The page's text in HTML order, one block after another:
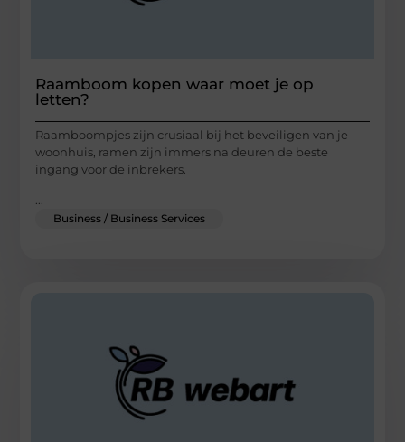
Raamboom kopen waar moet je op
letten?
Raamboompjes zijn crusiaal bij het beveiligen van je
woonhuis, ramen zijn immers na deuren de beste
ingang voor de inbrekers.
Business / Business Services